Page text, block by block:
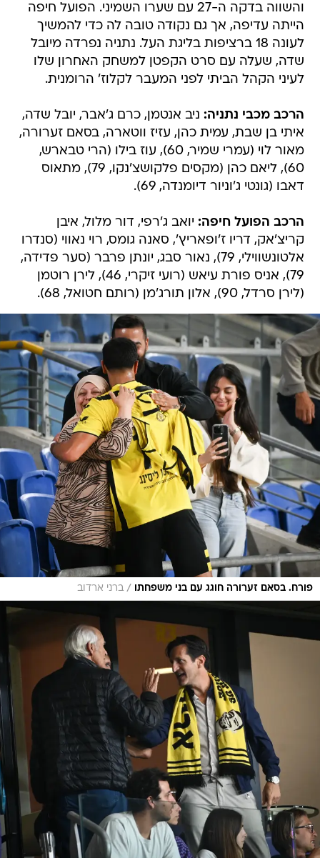
והשווה בדקה ה-27 עם שערו השמיני. הפועל חיפה
הייתה עדיפה, אך גם נקודה טובה לה כדי להמשיך
לעונה 18 ברציפות בליגת העל. נתניה נפרדה מיובל
שדה, שעלה עם סרט הקפטן למשחק האחרון שלו
לעיני הקהל הביתי לפני המעבר לקלוז' הרומנית.
הרכב מכבי נתניה: ניב אנטמן, כרם ג'אבר, יובל שדה,
איתי בן שבת, עמית כהן, עזיז ווטארה, בסאם זערורה,
מאור לוי (עמרי שמיר, 60), עוז בילו (הרי טבארש,
60), ליאם כהן (מקסים פלקושצ'נקו, 79), מתאוס
דאבו (גונטי ג'וניור דיומנדה, 69).
הרכב הפועל חיפה: יואב ג'רפי, דור מלול, איבן
קריצ'אק, דריו ז'ופאריץ', סאנה גומס, רוי נאווי (סנדרו
אלטונשווילי, 79), נאור סבג, יונתן פרבר (סער פדידה,
79), אניס פורת עיאש (רועי זיקרי, 46), לירן רוטמן
(לירן סרדל, 90), אלון תורג'מן (רותם חטואל, 68).
פורח. בסאם זערורה חוגג עם בני משפחתו / ברני ארדוב